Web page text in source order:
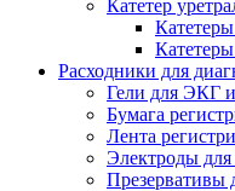
Катетер
Расходники для
Гели для ЭКГ
Бумага
Лента
Электроды
Презервативы